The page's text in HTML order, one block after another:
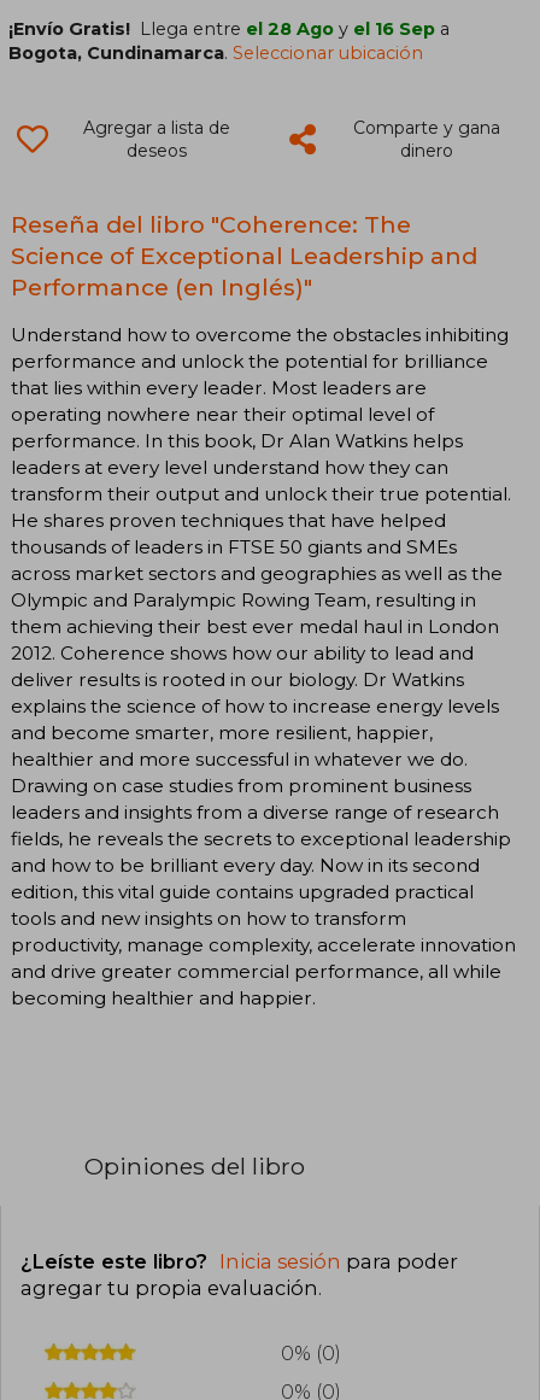
¡Envío Gratis! Llega entre el 28 Ago y el 16 Sep a
Bogota, Cundinamarca.Seleccionar ubicación
Agregar a lista de
deseos
Comparte y gana
dinero
Reseña del libro "Coherence: The
Science of Exceptional Leadership and
Performance (en Inglés)"
Understand how to overcome the obstacles inhibiting
performance and unlock the potential for brilliance
that lies within every leader. Most leaders are
operating nowhere near their optimal level of
performance. In this book, Dr Alan Watkins helps
leaders at every level understand how they can
transform their output and unlock their true potential.
He shares proven techniques that have helped
thousands of leaders in FTSE 50 giants and SMEs
across market sectors and geographies as well as the
Olympic and Paralympic Rowing Team, resulting in
them achieving their best ever medal haul in London
2012. Coherence shows how our ability to lead and
deliver results is rooted in our biology. Dr Watkins
explains the science of how to increase energy levels
and become smarter, more resilient, happier,
healthier and more successful in whatever we do.
Drawing on case studies from prominent business
leaders and insights from a diverse range of research
fields, he reveals the secrets to exceptional leadership
and how to be brilliant every day. Now in its second
edition, this vital guide contains upgraded practical
tools and new insights on how to transform
productivity, manage complexity, accelerate innovation
and drive greater commercial performance, all while
becoming healthier and happier.
Opiniones del libro
¿Leíste este libro? Inicia sesión para poder
agregar tu propia evaluación.
0% (0)
0% (0)